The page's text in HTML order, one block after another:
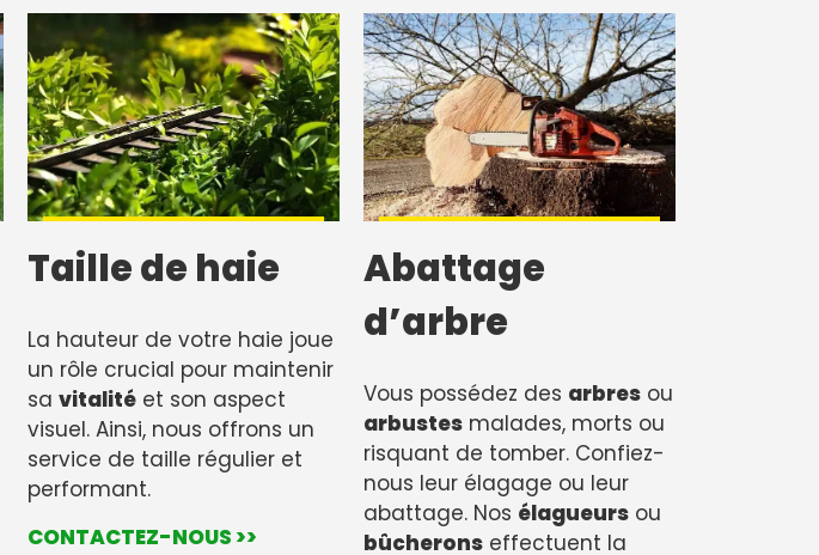
Taille de haie
La hauteur de votre haie joue
un rôle crucial pour maintenir
sa vitalité et son aspect
visuel. Ainsi, nous offrons un
service de taille régulier et
performant.
CONTACTEZ-NOUS >>
Abattage
d’arbre
Vous possédez des arbres ou
arbustes malades, morts ou
risquant de tomber. Confiez-
nous leur élagage ou leur
abattage. Nos élagueurs ou
bûcherons effectuent la